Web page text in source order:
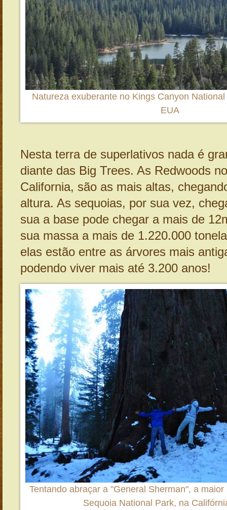
Natureza exuberante no Kings Canyon
EUA
Nesta terra de superlativos nada é
diante das Big Trees. As Redwoods
California, são as mais altas,
altura. As sequoias, por sua vez,
sua a base pode chegar a mais de
sua massa a mais de 1.220.000
elas estão entre as árvores mais
podendo viver mais até 3.200 anos!
Tentando abraçar a "General Sherman", a
Sequoia National Park, na